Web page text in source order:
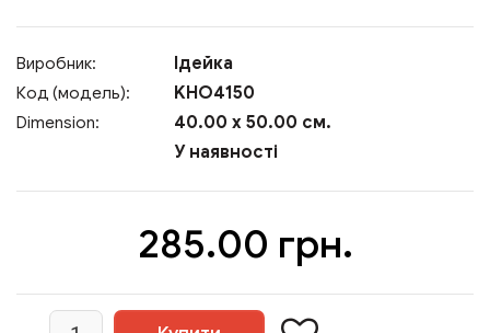
Виробник: Ідейка
Код (модель): KHO4150
Dimension:
40.00 x 50.00 см.
У наявності
285.00 грн.